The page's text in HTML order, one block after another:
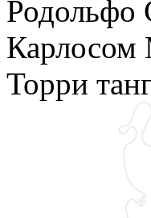
Родольфо
Карлосом
Торри